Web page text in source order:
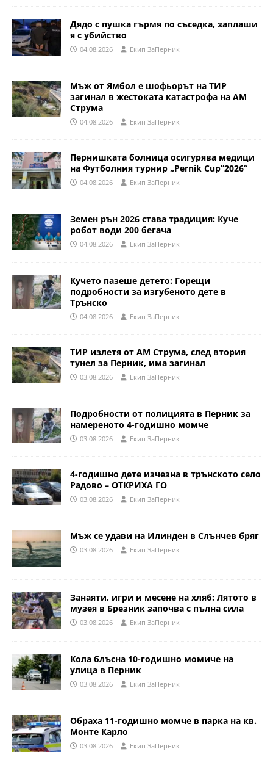
Дядо с пушка гърмя по съседка, заплаши
я с убийство
04.08.2026 Eкип ЗаПерник
Мъж от Ямбол е шофьорът на ТИР
загинал в жестоката катастрофа на АМ
Струма
04.08.2026 Eкип ЗаПерник
Пернишката болница осигурява медици
на Футболния турнир „Pernik Cup”2026“
04.08.2026 Eкип ЗаПерник
Земен рън 2026 става традиция: Куче
робот води 200 бегача
04.08.2026 Eкип ЗаПерник
Кучето пазеше детето: Горещи
подробности за изгубеното дете в
Трънско
04.08.2026 Eкип ЗаПерник
ТИР излетя от АМ Струма, след втория
тунел за Перник, има загинал
03.08.2026 Eкип ЗаПерник
Подробности от полицията в Перник за
намереното 4-годишно момче
03.08.2026 Eкип ЗаПерник
4-годишно дете изчезна в трънското село
Радово – ОТКРИХА ГО
03.08.2026 Eкип ЗаПерник
Мъж се удави на Илинден в Слънчев бряг
03.08.2026 Eкип ЗаПерник
Занаяти, игри и месене на хляб: Лятото в
музея в Брезник започва с пълна сила
03.08.2026 Eкип ЗаПерник
Кола блъсна 10-годишно момиче на
улица в Перник
03.08.2026 Eкип ЗаПерник
Обраха 11-годишно момче в парка на кв.
Монте Карло
03.08.2026 Eкип ЗаПерник